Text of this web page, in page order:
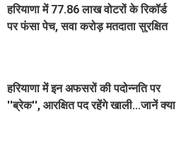
हरियाणा में 77.86 लाख वोटरों के रिकॉर्ड
पर फंसा पेच, सवा करोड़ मतदाता सुरक्षित
हरियाणा में इन अफसरों की पदोन्नति पर
''ब्रेक'', आरक्षित पद रहेंगे खाली...जानें क्या